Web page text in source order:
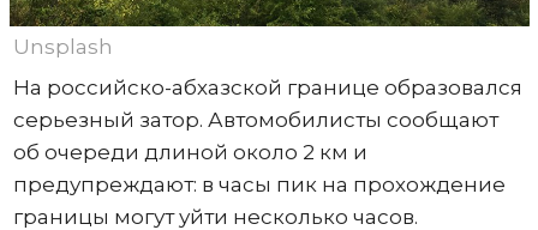
Unsplash
На российско-абхазской границе образовался
серьезный затор. Автомобилисты сообщают
об очереди длиной около 2 км и
предупреждают: в часы пик на прохождение
границы могут уйти несколько часов.